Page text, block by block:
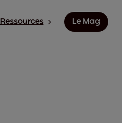
Ressources Le Mag